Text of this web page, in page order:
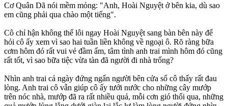
Cơ Quân Dã nói mềm mỏng: "Anh, Hoài Nguyệt ở bên kia, dù sao
em cũng phải qua chào một tiếng".
Cô chỉ hận không thể lôi ngay Hoài Nguyệt sang bàn bên này để
hỏi cô ấy xem vì sao hai tuần liền không về ngoại ô. Rõ ràng bữa
cơm hôm đó rất vui vẻ đầm ấm, tâm tình anh trai mình hôm đó cũng
rất tốt, vì sao bữa tiệc vừa tàn đã người đi nhà trống?
Nhìn anh trai cả ngày đứng ngẩn người bên cửa sổ cô thấy rất đau
lòng. Anh trai cô vẫn giúp cô ấy tưới nước cho những cây mướp
trên nóc nhà, mướp đã ra rất nhiều quả, mỗi cơn gió thổi qua, những